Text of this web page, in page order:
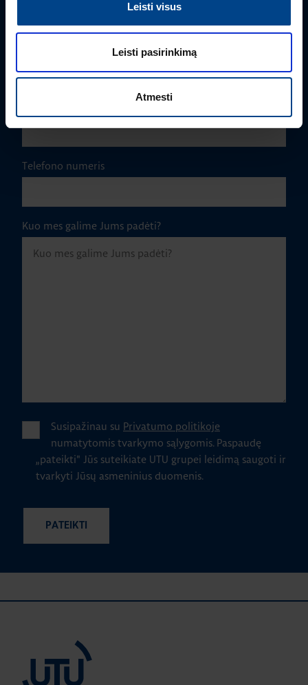
Leisti visus
Leisti pasirinkimą
Atmesti
Telefono numeris
Kuo mes galime Jums padėti?
Susipažinau su Privatumo politikoje
numatytomis tvarkymo sąlygomis. Paspaudę
„pateikti" Jūs suteikiate UTU grupei leidimą saugoti ir
tvarkyti Jūsų asmeninius duomenis.